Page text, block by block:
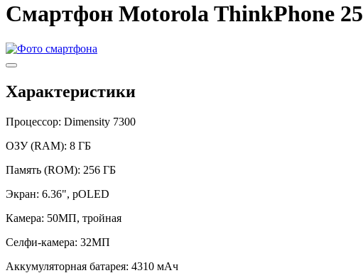
Смартфон Motorola ThinkPhone 25
Характеристики
Процессор: Dimensity 7300
ОЗУ (RAM): 8 ГБ
Память (ROM): 256 ГБ
Экран: 6.36", pOLED
Камера: 50МП, тройная
Селфи-камера: 32МП
Аккумуляторная батарея: 4310 мАч